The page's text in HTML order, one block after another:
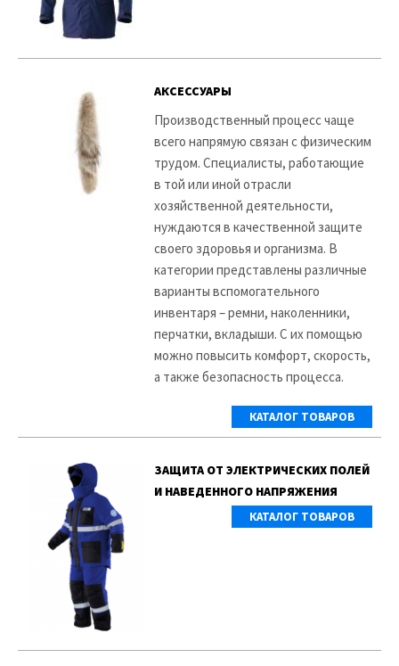
АКСЕССУАРЫ
Производственный процесс чаще
всего напрямую связан с физическим
трудом. Специалисты, работающие
в той или иной отрасли
хозяйственной деятельности,
нуждаются в качественной защите
своего здоровья и организма. В
категории представлены различные
варианты вспомогательного
инвентаря – ремни, наколенники,
перчатки, вкладыши. С их помощью
можно повысить комфорт, скорость,
а также безопасность процесса.
КАТАЛОГ ТОВАРОВ
ЗАЩИТА ОТ ЭЛЕКТРИЧЕСКИХ ПОЛЕЙ
И НАВЕДЕННОГО НАПРЯЖЕНИЯ
КАТАЛОГ ТОВАРОВ